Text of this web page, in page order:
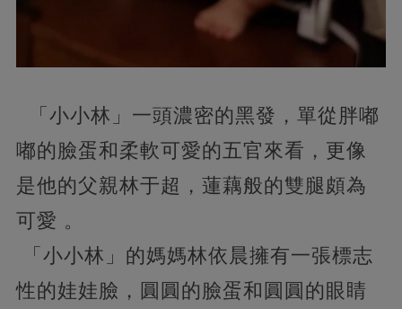
「小小林」一頭濃密的黑發，單從胖嘟
嘟的臉蛋和柔軟可愛的五官來看，更像
是他的父親林于超，蓮藕般的雙腿頗為
可愛 。
「小小林」的媽媽林依晨擁有一張標志
性的娃娃臉，圓圓的臉蛋和圓圓的眼睛